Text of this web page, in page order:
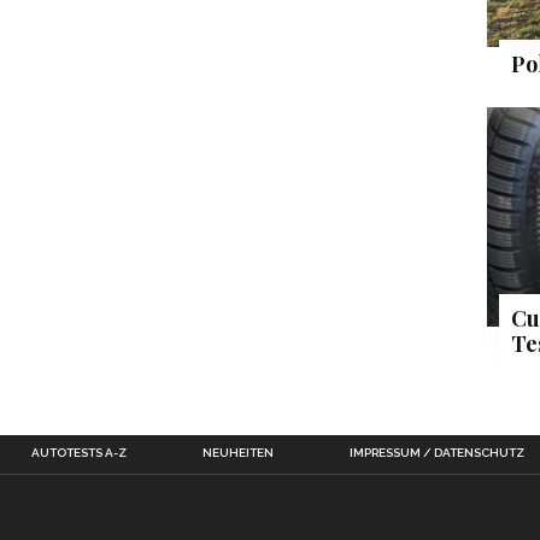
AUTOTESTS A-Z NEUHEITEN IMPRESSUM / DATENSCHUTZ